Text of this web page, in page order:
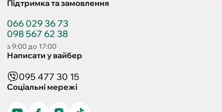
Підтримка та замовлення
066 029 36 73
098 567 62 38
з 9:00 до 17:00
Написати у вайбер
095 477 30 15
Соціальні мережі